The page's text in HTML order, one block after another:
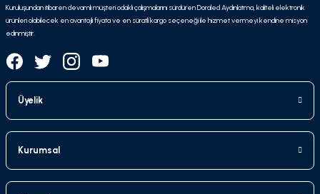
Kuruluşundan itibaren devamlı müşteri odaklı çalışmalarını sürdüren Doraled Aydınlatma, kaliteli elektronik
ürünleri olabilecek en avantajlı fiyata ve en süratli kargo seçeneği ile hizmet vermeyi kendine misyon
edinmiştir.
Üyelik
Kurumsal